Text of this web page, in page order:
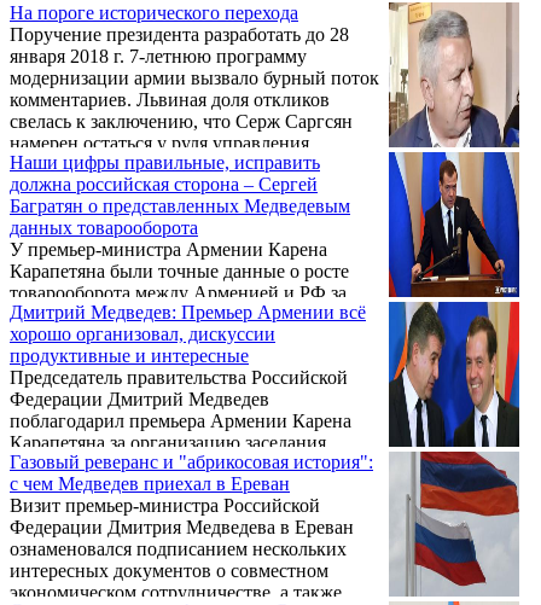
На пороге исторического перехода
Поручение президента разработать до 28
января 2018 г. 7-летнюю программу
модернизации армии вызвало бурный поток
комментариев. Львиная доля откликов
свелась к заключению, что Серж Саргсян
намерен остаться у руля управления
государством после истечения срока
президентских полномочий. Основанием
послужила фраза президента о тех, чьими
усилиями будет реализована упомянутая
программа: "Эту программу должны
воплотить в реальность совместными
усилиями - я как верховный
главнокомандующий, министр обороны, ...
Наши цифры правильные, исправить
должна российская сторона – Сергей
Багратян о представленных Медведевым
данных товарооборота
У премьер-министра Армении Карена
Карапетяна были точные данные о росте
товарооборота между Арменией и РФ за
последние восемь месяцев, такое мнение в
беседе с корреспондентом Aysor.am
высказал депутат парламентской фракции
«Блок Царукян», экономист Сергей
Багратян.
Дмитрий Медведев: Премьер Армении всё
хорошо организовал, дискуссии
продуктивные и интересные
Председатель правительства Российской
Федерации Дмитрий Медведев
поблагодарил премьера Армении Карена
Карапетяна за организацию заседания
Евразийского межправительственного
совета в Ереване.
Газовый реверанс и "абрикосовая история":
с чем Медведев приехал в Ереван
Визит премьер-министра Российской
Федерации Дмитрия Медведева в Ереван
ознаменовался подписанием нескольких
интересных документов о совместном
экономическом сотрудничестве, а также